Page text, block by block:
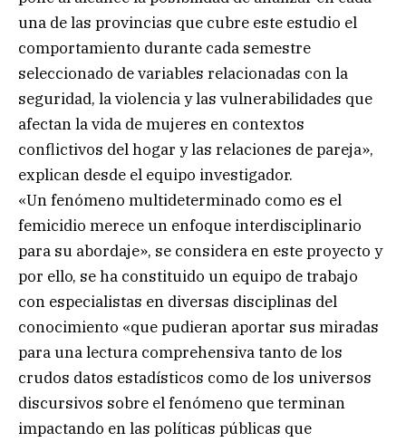
una de las provincias que cubre este estudio el
comportamiento durante cada semestre
seleccionado de variables relacionadas con la
seguridad, la violencia y las vulnerabilidades que
afectan la vida de mujeres en contextos
conflictivos del hogar y las relaciones de pareja»,
explican desde el equipo investigador.
«Un fenómeno multideterminado como es el
femicidio merece un enfoque interdisciplinario
para su abordaje», se considera en este proyecto y
por ello, se ha constituido un equipo de trabajo
con especialistas en diversas disciplinas del
conocimiento «que pudieran aportar sus miradas
para una lectura comprehensiva tanto de los
crudos datos estadísticos como de los universos
discursivos sobre el fenómeno que terminan
impactando en las políticas públicas que